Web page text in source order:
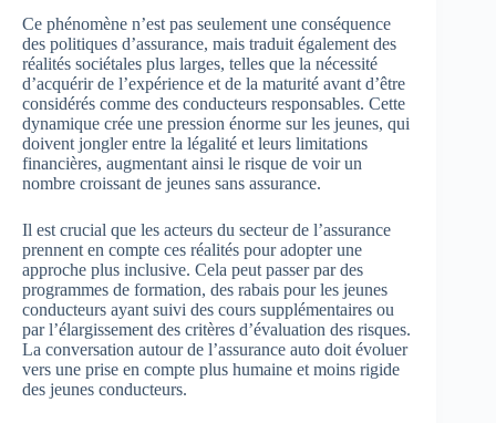
Ce phénomène n’est pas seulement une conséquence
des politiques d’assurance, mais traduit également des
réalités sociétales plus larges, telles que la nécessité
d’acquérir de l’expérience et de la maturité avant d’être
considérés comme des conducteurs responsables. Cette
dynamique crée une pression énorme sur les jeunes, qui
doivent jongler entre la légalité et leurs limitations
financières, augmentant ainsi le risque de voir un
nombre croissant de jeunes sans assurance.
Il est crucial que les acteurs du secteur de l’assurance
prennent en compte ces réalités pour adopter une
approche plus inclusive. Cela peut passer par des
programmes de formation, des rabais pour les jeunes
conducteurs ayant suivi des cours supplémentaires ou
par l’élargissement des critères d’évaluation des risques.
La conversation autour de l’assurance auto doit évoluer
vers une prise en compte plus humaine et moins rigide
des jeunes conducteurs.